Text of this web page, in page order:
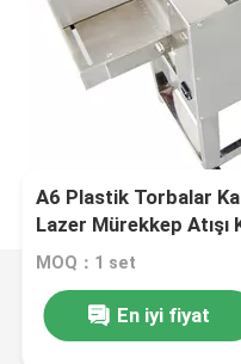
A6 Plastik Torbalar
Lazer Mürekkep
MOQ：1 set
En iyi fiyat